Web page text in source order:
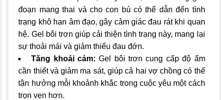
đoạn mang thai và cho con bú có thể dẫn đến tình
trạng khô hạn âm đạo, gây cảm giác đau rát khi quan
hệ. Gel bôi trơn giúp cải thiện tình trạng này, mang lại
sự thoải mái và giảm thiểu đau đớn.
Tăng khoái cảm: Gel bôi trơn cung cấp độ ẩm
cần thiết và giảm ma sát, giúp cả hai vợ chồng có thể
tận hưởng mỗi khoảnh khắc trong cuộc yêu một cách
trọn vẹn hơn.